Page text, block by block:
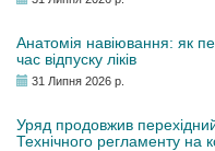
Анатомія навіювання: як
час відпуску ліків
31 Липня 2026 р.
Уряд продовжив
Технічного регламенту на